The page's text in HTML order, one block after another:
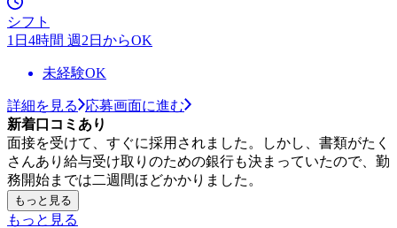
シフト
1日4時間 週2日からOK
未経験OK
詳細を見る
応募画面に進む
新着口コミあり
面接を受けて、すぐに採用されました。しかし、書類がたく
さんあり給与受け取りのための銀行も決まっていたので、勤
務開始までは二週間ほどかかりました。
もっと見る
もっと見る